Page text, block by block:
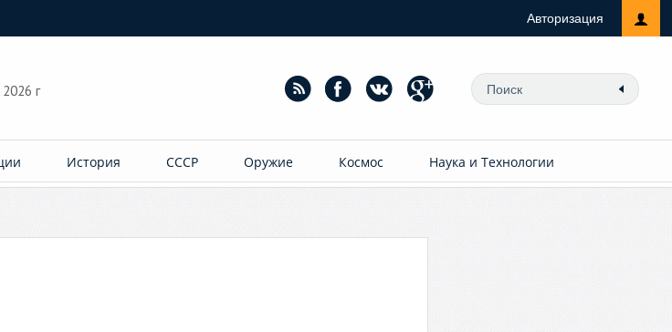
Авторизация
2026 г
История СССР Оружие Космос Наука и Технологии